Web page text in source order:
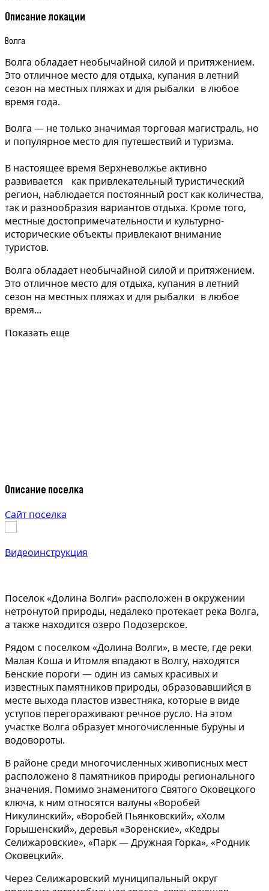
Описание локации
Волга
Волга обладает необычайной силой и притяжением.
Это отличное место для отдыха, купания в летний
сезон на местных пляжах и для рыбалки в любое
время года.
Волга — не только значимая торговая магистраль, но
и популярное место для путешествий и туризма.
В настоящее время Верхневолжье активно
развивается как привлекательный туристический
регион, наблюдается постоянный рост как количества,
так и разнообразия вариантов отдыха. Кроме того,
местные достопримечательности и культурно-
исторические объекты привлекают внимание
туристов.
Волга обладает необычайной силой и притяжением.
Это отличное место для отдыха, купания в летний
сезон на местных пляжах и для рыбалки в любое
время...
Показать еще
Описание поселка
Сайт поселка
Видеоинструкция
Поселок «Долина Волги» расположен в окружении
нетронутой природы, недалеко протекает река Волга,
а также находится озеро Подозерское.
Рядом с поселком «Долина Волги», в месте, где реки
Малая Коша и Итомля впадают в Волгу, находятся
Бенские пороги — один из самых красивых и
известных памятников природы, образовавшийся в
месте выхода пластов известняка, которые в виде
уступов перегораживают речное русло. На этом
участке Волга образует многочисленные буруны и
водовороты.
В районе среди многочисленных живописных мест
расположено 8 памятников природы регионального
значения. Помимо знаменитого Святого Оковецкого
ключа, к ним относятся валуны «Воробей
Никулинский», «Воробей Пьянковский», «Холм
Горышенский», деревья «Зоренские», «Кедры
Селижаровские», «Парк — Дружная Горка», «Родник
Оковецкий».
Через Селижаровский муниципальный округ